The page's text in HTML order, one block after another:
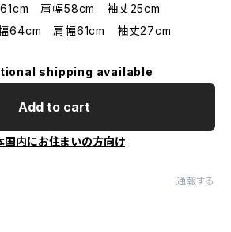
肩幅58cm 袖丈25cm
64cm 肩幅61cm 袖丈27cm
shipping available
Add to cart
国内にお住まいの方向け
通報する